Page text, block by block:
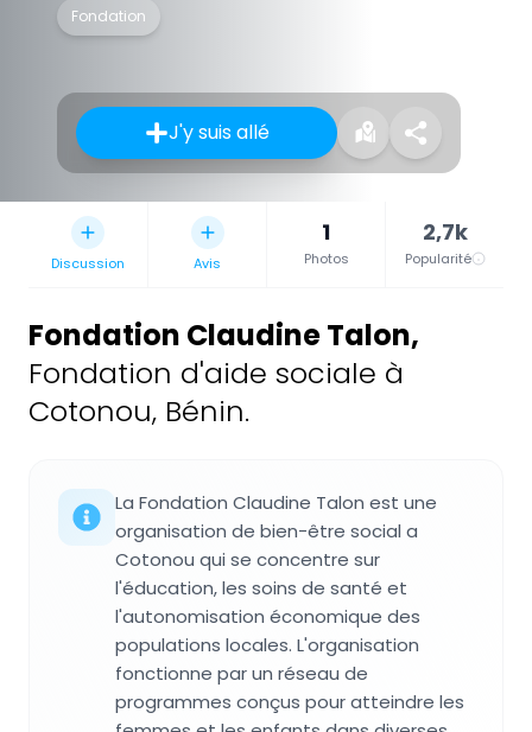
Fondation
J'y suis allé
Discussion Avis
1
Photos
2,7k
Popularité
Fondation Claudine Talon,
Fondation d'aide sociale à
Cotonou, Bénin.
La Fondation Claudine Talon est une
organisation de bien-être social a
Cotonou qui se concentre sur
l'éducation, les soins de santé et
l'autonomisation économique des
populations locales. L'organisation
fonctionne par un réseau de
programmes conçus pour atteindre les